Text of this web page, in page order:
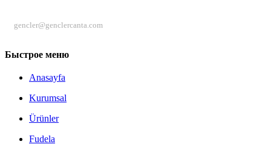
gencler@genclercanta.com
Быстрое меню
Anasayfa
Kurumsal
Ürünler
Fudela